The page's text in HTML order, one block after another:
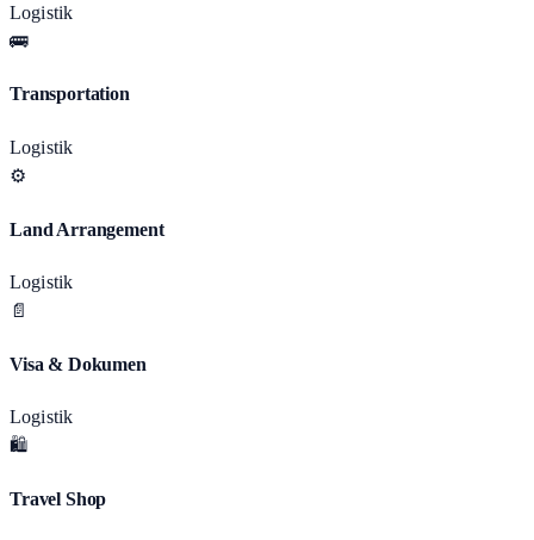
Logistik
🚌
Transportation
Logistik
⚙️
Land Arrangement
Logistik
📄
Visa & Dokumen
Logistik
🛍️
Travel Shop